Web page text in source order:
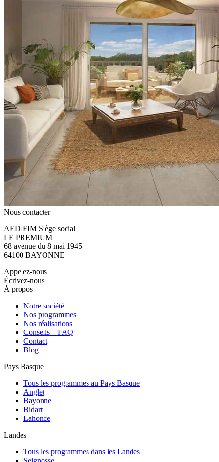
Nous contacter
AEDIFIM Siège social
LE PREMIUM
68 avenue du 8 mai 1945
64100 BAYONNE
Appelez-nous
Écrivez-nous
À propos
Notre société
Nos programmes
Nos réalisations
Conseils – FAQ
Contact
Blog
Pays Basque
Tous les programmes au Pays Basque
Anglet
Bayonne
Bidart
Lahonce
Landes
Tous les programmes dans les Landes
Seignosse